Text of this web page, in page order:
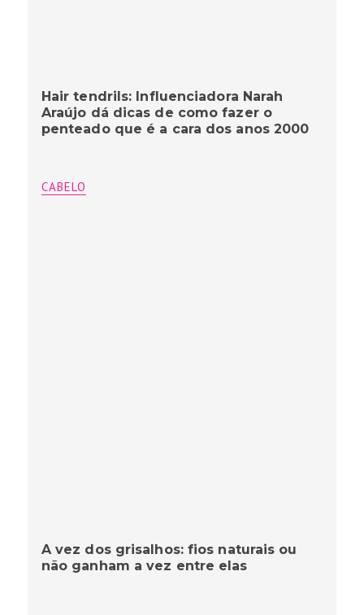
Hair tendrils: Influenciadora Narah
Araújo dá dicas de como fazer o
penteado que é a cara dos anos 2000
CABELO
A vez dos grisalhos: fios naturais ou
não ganham a vez entre elas